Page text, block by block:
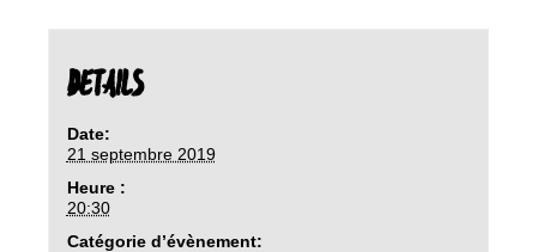
DETAILS
Date:
21 septembre 2019
Heure :
20:30
Catégorie d’évènement: